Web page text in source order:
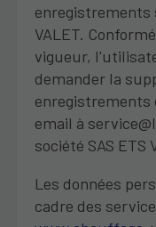
enregistrements
VALET.
vigueur,
demander la
enregistrements
email à
société SAS ETS
Les données
cadre des